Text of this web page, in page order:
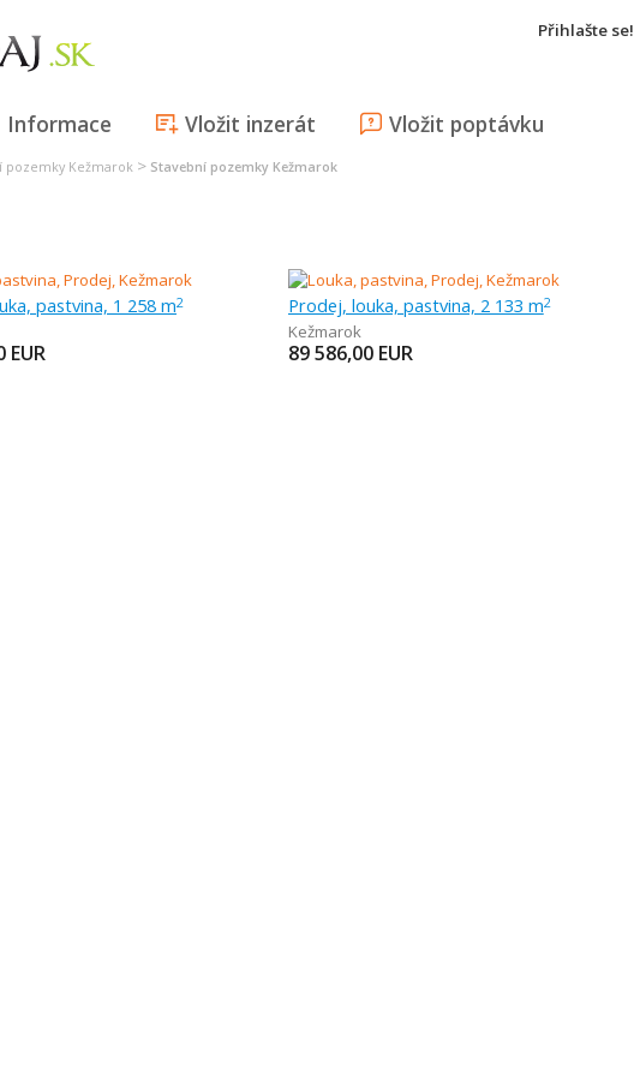
Přihlašte se!
Informace Vložit inzerát Vložit poptávku
pozemky Kežmarok > Stavební pozemky Kežmarok
pastvina, 1 258 m2
EUR
Prodej, louka, pastvina, 2 133 m2
Kežmarok
89 586,00 EUR